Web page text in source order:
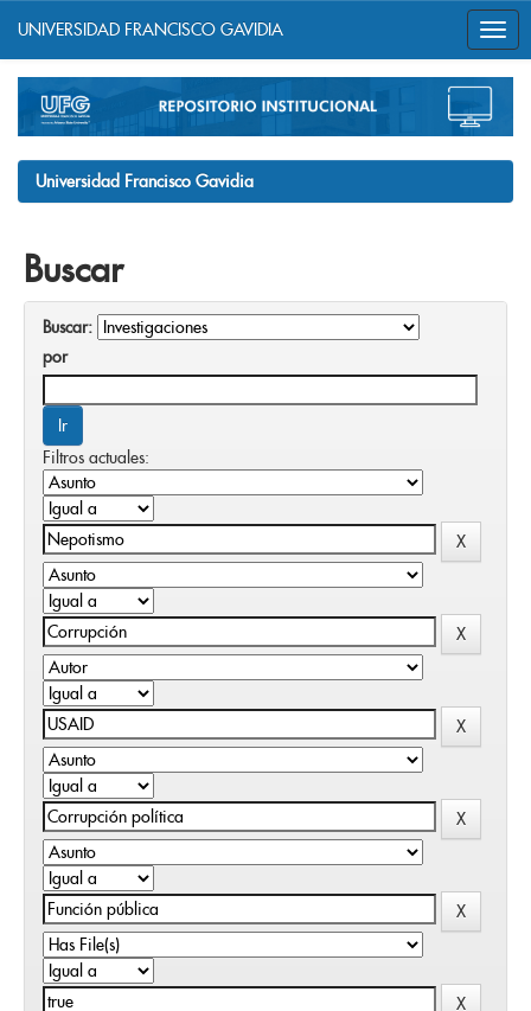
navigation
UNIVERSIDAD FRANCISCO GAVIDIA
Universidad Francisco Gavidia
Buscar
Buscar:
por
Filtros actuales: